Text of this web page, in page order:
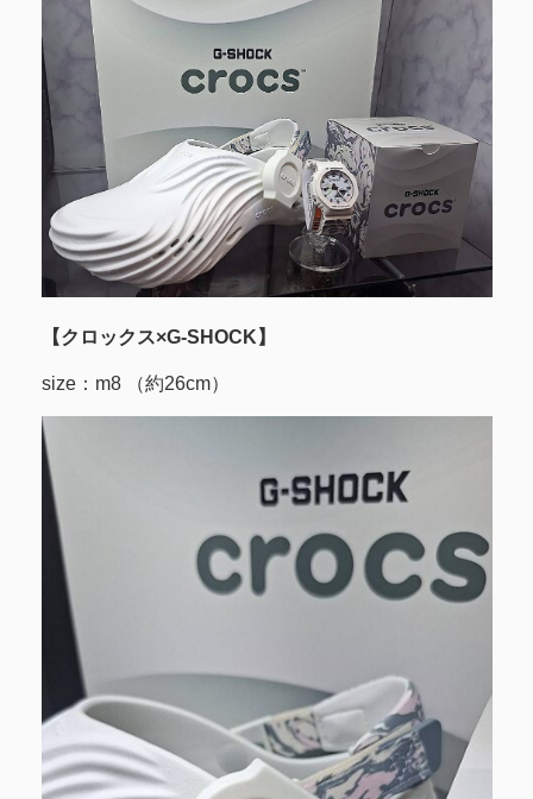
【クロックス×G-SHOCK】
size：m8 （約26cm）